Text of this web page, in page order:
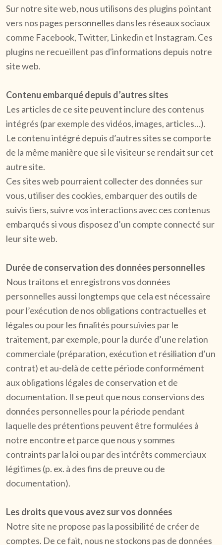
Sur notre site web, nous utilisons des plugins pointant
vers nos pages personnelles dans les réseaux sociaux
comme Facebook, Twitter, Linkedin et Instagram. Ces
plugins ne recueillent pas d'informations depuis notre
site web.
Contenu embarqué depuis d’autres sites
Les articles de ce site peuvent inclure des contenus
intégrés (par exemple des vidéos, images, articles…).
Le contenu intégré depuis d’autres sites se comporte
de la même manière que si le visiteur se rendait sur cet
autre site.
Ces sites web pourraient collecter des données sur
vous, utiliser des cookies, embarquer des outils de
suivis tiers, suivre vos interactions avec ces contenus
embarqués si vous disposez d’un compte connecté sur
leur site web.
Durée de conservation des données personnelles
Nous traitons et enregistrons vos données
personnelles aussi longtemps que cela est nécessaire
pour l’exécution de nos obligations contractuelles et
légales ou pour les finalités poursuivies par le
traitement, par exemple, pour la durée d’une relation
commerciale (préparation, exécution et résiliation d’un
contrat) et au-delà de cette période conformément
aux obligations légales de conservation et de
documentation. Il se peut que nous conservions des
données personnelles pour la période pendant
laquelle des prétentions peuvent être formulées à
notre encontre et parce que nous y sommes
contraints par la loi ou par des intérêts commerciaux
légitimes (p. ex. à des fins de preuve ou de
documentation).
Les droits que vous avez sur vos données
Notre site ne propose pas la possibilité de créer de
comptes. De ce fait, nous ne stockons pas de données